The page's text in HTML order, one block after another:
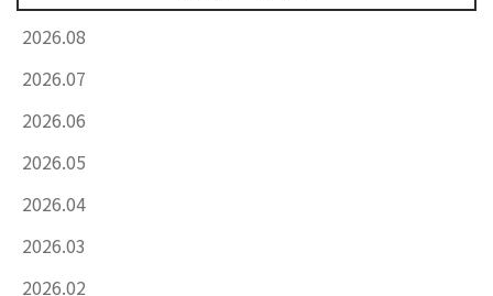
2026.08
2026.07
2026.06
2026.05
2026.04
2026.03
2026.02